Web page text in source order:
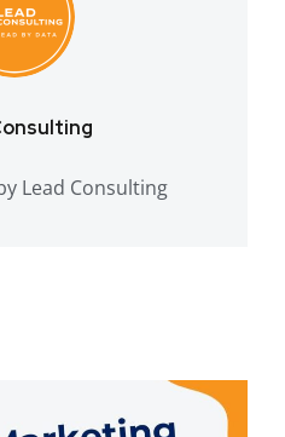
Lead Consulting